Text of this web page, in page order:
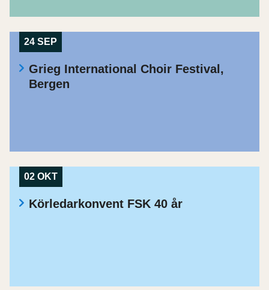
24 SEP
Grieg International Choir Festival,
Bergen
02 OKT
Körledarkonvent FSK 40 år